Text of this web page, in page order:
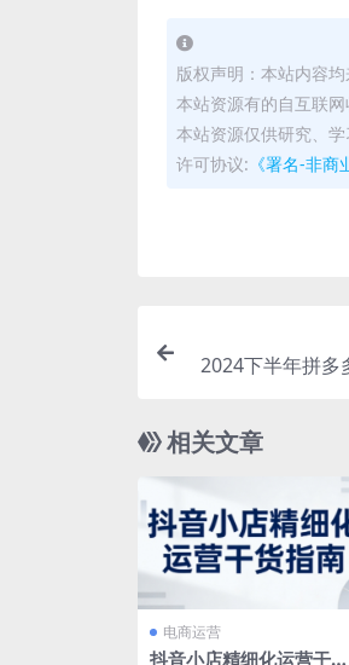
版权声明：本站内容
本站资源有的自互联
本站资源仅供研究、
许可协议: 《署名-非
2024下半年拼多
相关文章
电商运营
抖音小店精细化运营干货